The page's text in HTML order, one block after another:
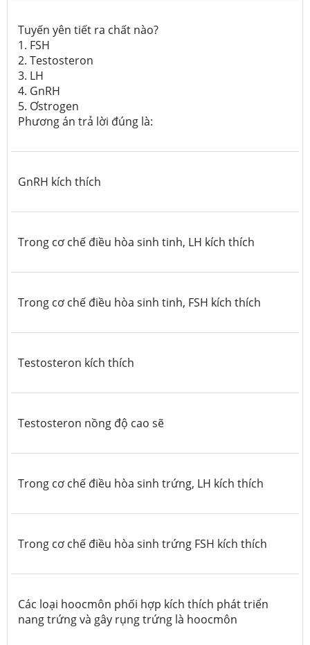
Tuyến yên tiết ra chất nào?
1. FSH
2. Testosteron
3. LH
4. GnRH
5. Ơstrogen
Phương án trả lời đúng là:
GnRH kích thích
Trong cơ chế điều hòa sinh tinh, LH kích thích
Trong cơ chế điều hòa sinh tinh, FSH kích thích
Testosteron kích thích
Testosteron nồng độ cao sẽ
Trong cơ chế điều hòa sinh trứng, LH kích thích
Trong cơ chế điều hòa sinh trứng FSH kích thích
Các loại hoocmôn phối hợp kích thích phát triển
nang trứng và gây rụng trứng là hoocmôn